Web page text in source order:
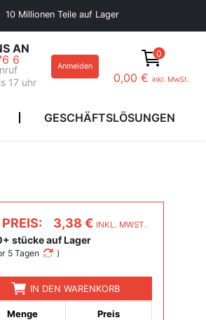
10 Millionen Teile auf Lager
AN
6
17 uhr
Anmelden
0
0,00 € inkl. MwSt.
GESCHÄFTSLÖSUNGEN
3,38 € INKL. MWST.
stücke auf Lager
5 Tagen )
IN DEN WARENKORB
Menge Preis